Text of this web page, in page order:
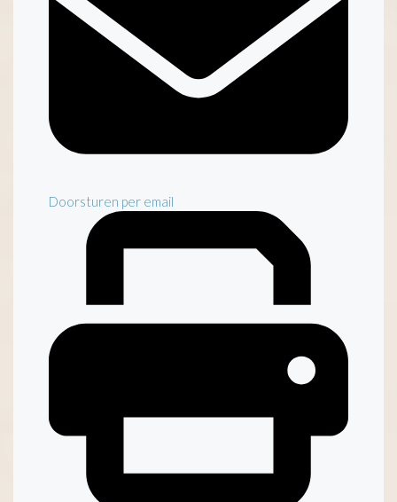
Doorsturen per email